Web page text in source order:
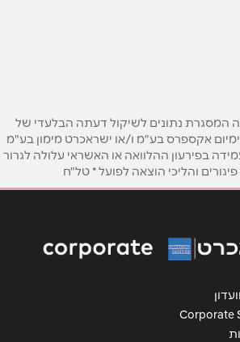
בקשר ל...
המסגרת נתונים לשיקול דעתה הבלעדי של
אקספרס בע"מ ו/או ישראכרט מימון בע"מ
בפירעון ההלוואה או האשראי עלולה לגרור
פיגורים והליכי הוצאה לפועל * טל"ח
Corporate